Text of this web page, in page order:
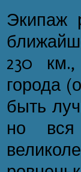
Экипаж
230
города
быть
но вся